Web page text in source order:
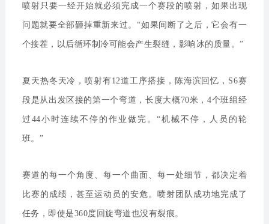
喷射只要一经开始就必须完成一个赛段的喷射，如果出现
问题就要全部砸掉重新来过。“如果间断了之后，它会有一
个接茬，以后循环制冷可能会产生裂缝，影响冰的质量。”
夏天热冬天冷，喷射有12道工序搭接，陈海滨回忆，S6赛
段是从出发区接的第一个弯道，长度大概70米，4个班组经
过44小时连续不停的作业做完。“机械不停，人员的轮
班。”
赛道的每一个角度、每一个曲面、每一处细节，都决定着
比赛的成绩，甚至运动员的安危。喷射团队成功地完成了
任务，即使是360度回旋弯道也没有裂痕。